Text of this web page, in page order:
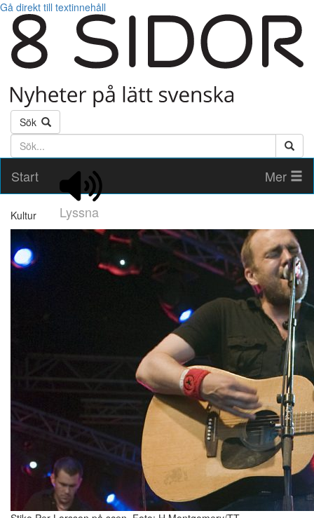
Gå direkt till textinnehåll
Sök
Söktext
Start
Lyssna
Mer
Kultur